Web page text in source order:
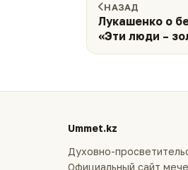
НАЗАД
Лукашенко о
«Эти люди –
подводили»
Ummet.kz
Духовно-
Официальный сайт